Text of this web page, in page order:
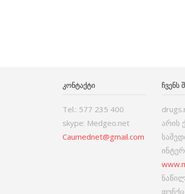
ᲙᲝᲜᲢᲐᲥᲢᲘ
Tel.: 577 235 400
skype: Medgeo.net
Caumednet@gmail.com
ᲩᲕᲔᲜᲡ
არის